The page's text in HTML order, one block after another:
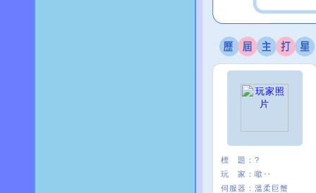
標 題： ?
玩 家： 噷‥
伺服器： 溫柔巨蟹